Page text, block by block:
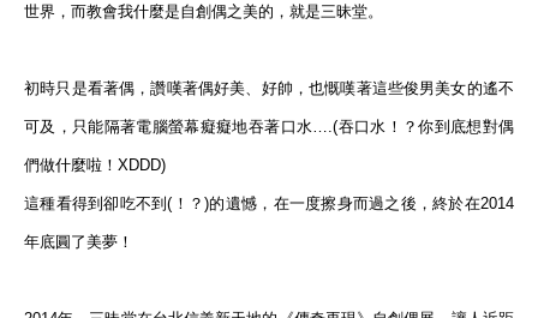
世界，而教會我什麼是自創偶之美的，就是三昧堂。
初時只是看著偶，讚嘆著偶好美、好帥，也慨嘆著這些俊男美女的遙不
可及，只能隔著電腦螢幕癡癡地吞著口水….(吞口水！？你到底想對偶
們做什麼啦！XDDD)
這種看得到卻吃不到(！？)的遺憾，在一度擦身而過之後，終於在2014
年底圓了美夢！